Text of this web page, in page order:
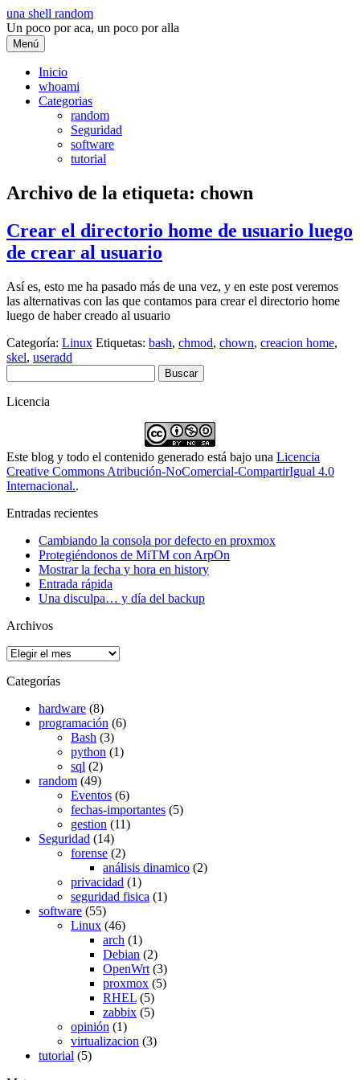
Saltar
al
contenido
una shell random
Un poco por aca, un poco por alla
Menú
Inicio
whoami
Categorias
random
Seguridad
software
tutorial
Archivo de la etiqueta: chown
Crear el directorio home de usuario luego
de crear al usuario
Así es, esto me ha pasado más de una vez, y en este post veremos
las alternativas con las que contamos para crear el directorio home
luego de haber creado al usuario
Categoría: Linux Etiquetas: bash, chmod, chown, creacion home,
skel, useradd
Licencia
Este blog y todo el contenido generado está bajo una Licencia
Creative Commons Atribución-NoComercial-CompartirIgual 4.0
Internacional..
Entradas recientes
Cambiando la consola por defecto en proxmox
Protegiéndonos de MiTM con ArpOn
Mostrar la fecha y hora en history
Entrada rápida
Una disculpa… y día del backup
Archivos
Archivos
Categorías
hardware (8)
programación (6)
Bash (3)
python (1)
sql (2)
random (49)
Eventos (6)
fechas-importantes (5)
gestion (11)
Seguridad (14)
forense (2)
análisis dinamico (2)
privacidad (1)
seguridad fisica (1)
software (55)
Linux (46)
arch (1)
Debian (2)
OpenWrt (3)
proxmox (5)
RHEL (5)
zabbix (5)
opinión (1)
virtualizacion (3)
tutorial (5)